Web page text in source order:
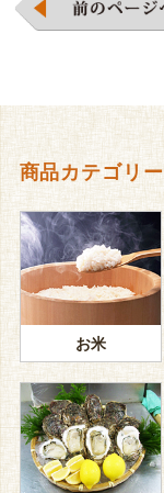
商品カテゴリー
お米